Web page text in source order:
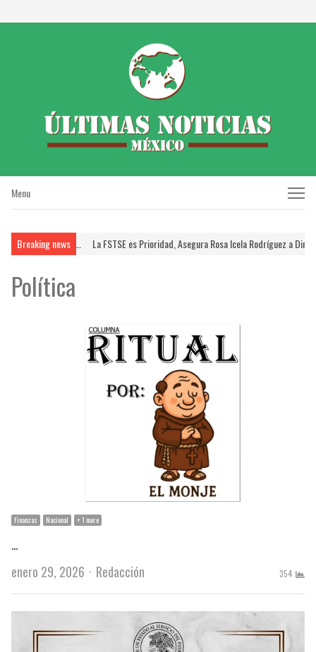
Menu
Menu
Breaking news
FSTSE … La FSTSE es Prioridad, Asegura Rosa Icela Rodríguez a Dirigentes…
Política
Finanzas Nacional + 1 more
…
enero 29, 2026
Author
Redacción 354